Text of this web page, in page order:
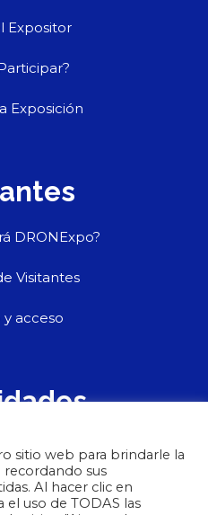
Expositor
Exposición
DRONExpo?
Visitantes
y acceso
Newsletter
sitio web para brindarle la
recordando sus
Al hacer clic en
el uso de TODAS las